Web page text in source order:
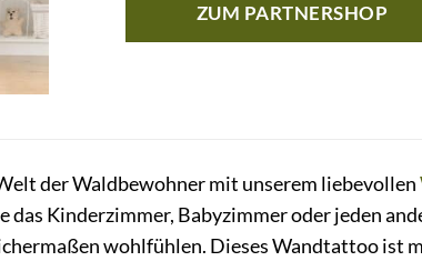
ZUM PARTNERSHOP
der Waldbewohner mit unserem liebevollen
das Kinderzimmer, Babyzimmer oder jeden
wohlfühlen. Dieses Wandtattoo ist